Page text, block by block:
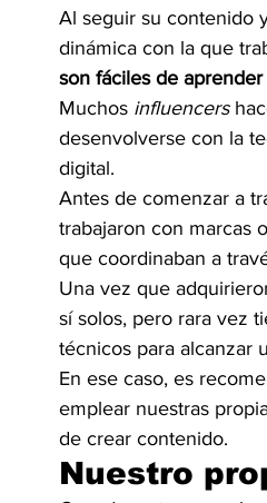
Al seguir su contenido
dinámica con la que
son fáciles de
Muchos influencers
desenvolverse con la
digital.
Antes de comenzar a
trabajaron con marcas
que coordinaban a
Una vez que
sí solos, pero rara vez
técnicos para alcanzar
En ese caso, es
emplear nuestras
de crear contenido.
Nuestro